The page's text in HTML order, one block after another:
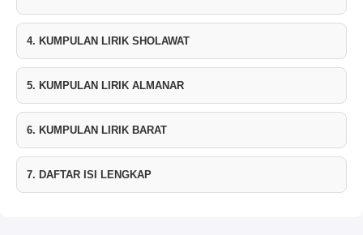
4. KUMPULAN LIRIK SHOLAWAT
5. KUMPULAN LIRIK ALMANAR
6. KUMPULAN LIRIK BARAT
7. DAFTAR ISI LENGKAP